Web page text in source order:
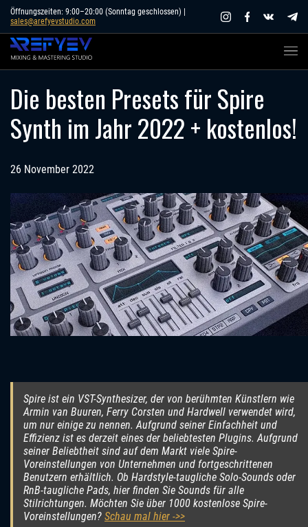
Skip
content
Öffnungszeiten: 9:00–20:00 (Sonntag geschlossen) |
sales@arefyevstudio.com
Die besten Presets für Spire
Synth im Jahr 2022 + kostenlos!
26 November 2022
Spire ist ein VST-Synthesizer, der von berühmten Künstlern wie
Armin van Buuren, Ferry Corsten und Hardwell verwendet wird,
um nur einige zu nennen. Aufgrund seiner Einfachheit und
Effizienz ist es derzeit eines der beliebtesten Plugins. Aufgrund
seiner Beliebtheit sind auf dem Markt viele Spire-
Voreinstellungen von Unternehmen und fortgeschrittenen
Benutzern erhältlich. Ob Hardstyle-taugliche Solo-Sounds oder
RnB-taugliche Pads, hier finden Sie Sounds für alle
Stilrichtungen. Möchten Sie über 1000 kostenlose Spire-
Voreinstellungen? Schau mal hier ->>